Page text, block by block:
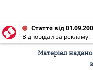
Стаття від
Відповідай за рекламу!
Матеріал